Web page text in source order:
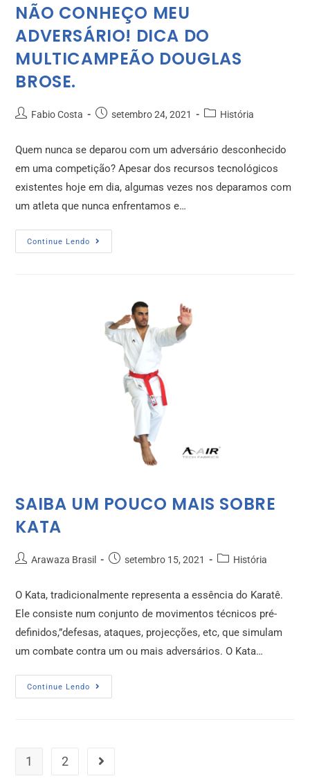
NÃO CONHEÇO MEU
ADVERSÁRIO! DICA DO
MULTICAMPEÃO DOUGLAS
BROSE.
Fabio Costa setembro 24, 2021 História
Quem nunca se deparou com um adversário desconhecido
em uma competição? Apesar dos recursos tecnológicos
existentes hoje em dia, algumas vezes nos deparamos com
um atleta que nunca enfrentamos e…
Continue Lendo
SAIBA UM POUCO MAIS SOBRE
KATA
Arawaza Brasil setembro 15, 2021 História
O Kata, tradicionalmente representa a essência do Karatê.
Ele consiste num conjunto de movimentos técnicos pré-
definidos,”defesas, ataques, projecções, etc, que simulam
um combate contra um ou mais adversários. O Kata…
Continue Lendo
1 2